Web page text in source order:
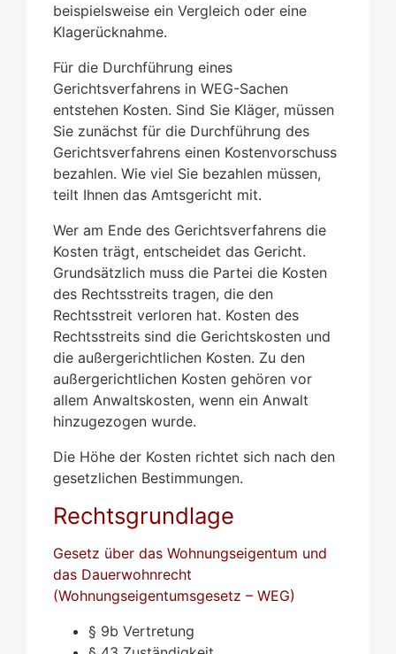
beispielsweise ein Vergleich oder eine
Klagerücknahme.
Für die Durchführung eines
Gerichtsverfahrens in WEG-Sachen
entstehen Kosten. Sind Sie Kläger, müssen
Sie zunächst für die Durchführung des
Gerichtsverfahrens einen Kostenvorschuss
bezahlen. Wie viel Sie bezahlen müssen,
teilt Ihnen das Amtsgericht mit.
Wer am Ende des Gerichtsverfahrens die
Kosten trägt, entscheidet das Gericht.
Grundsätzlich muss die Partei die Kosten
des Rechtsstreits tragen, die den
Rechtsstreit verloren hat. Kosten des
Rechtsstreits sind die Gerichtskosten und
die außergerichtlichen Kosten. Zu den
außergerichtlichen Kosten gehören vor
allem Anwaltskosten, wenn ein Anwalt
hinzugezogen wurde.
Die Höhe der Kosten richtet sich nach den
gesetzlichen Bestimmungen.
Rechtsgrundlage
Gesetz über das Wohnungseigentum und
das Dauerwohnrecht
(Wohnungseigentumsgesetz – WEG)
§ 9b Vertretung